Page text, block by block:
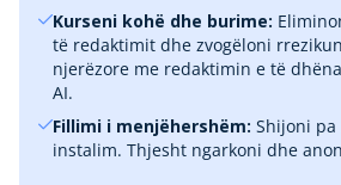
Kurseni kohë dhe burime:
të redaktimit dhe zvogëloni
njerëzore me redaktimin e të
AI.
Fillimi i menjëhershëm: Shijoni
instalim. Thjesht ngarkoni dhe